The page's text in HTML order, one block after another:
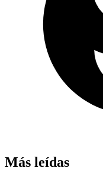
Más leídas